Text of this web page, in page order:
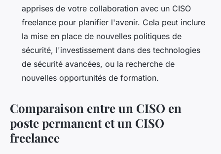
apprises de votre collaboration avec un CISO
freelance pour planifier l'avenir. Cela peut inclure
la mise en place de nouvelles politiques de
sécurité, l'investissement dans des technologies
de sécurité avancées, ou la recherche de
nouvelles opportunités de formation.
Comparaison entre un CISO en
poste permanent et un CISO
freelance